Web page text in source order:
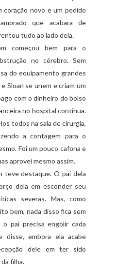
coração novo e um pedido
que acabara de
tudo ao lado dela.
começou bem para o
no cérebro. Sem
do equipamento grandes
e Sloan se unem e criam um
com o dinheiro do bolso
no hospital continua.
todos na sala de cirurgia,
a contagem para o
Foium pouco cafona e
aprovei mesmo assim.
teve destaque. O pai dela
dela em esconder seu
severas. Mas, como
bem, nada disso fica sem
o pai precisa engolir cada
disse, embora ela acabe
dele em ter sido
filha.